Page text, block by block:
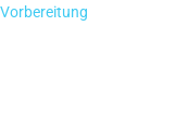
Vorbereitung